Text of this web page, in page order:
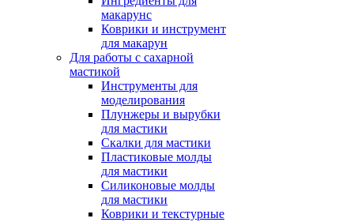
макарунс
Коврики и инструмент
для макарун
Для работы с сахарной
мастикой
Инструменты для
моделирования
Плунжеры и вырубки
для мастики
Скалки для мастики
Пластиковые молды
для мастики
Силиконовые молды
для мастики
Коврики и текстурные